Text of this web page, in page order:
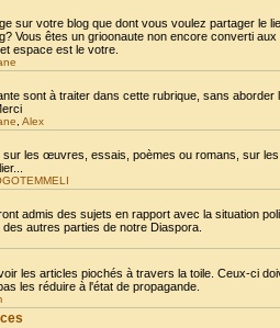
sur votre blog que dont vous voulez partager le
Vous êtes un grioonaute non encore converti
espace est le votre.
sont à traiter dans cette rubrique, sans
Alex
les œuvres, essais, poèmes ou romans, sur
admis des sujets en rapport avec la situation
autres parties de notre Diaspora.
les articles piochés à travers la toile. Ceux-ci
les réduire à l'état de propagande.